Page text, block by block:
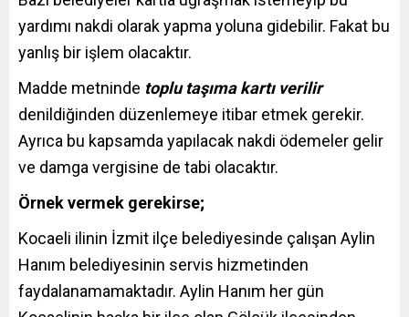
yardımı nakdi olarak yapma yoluna gidebilir. Fakat bu
yanlış bir işlem olacaktır.
Madde metninde toplu taşıma kartı verilir
denildiğinden düzenlemeye itibar etmek gerekir.
Ayrıca bu kapsamda yapılacak nakdi ödemeler gelir
ve damga vergisine de tabi olacaktır.
Örnek vermek gerekirse;
Kocaeli ilinin İzmit ilçe belediyesinde çalışan Aylin
Hanım belediyesinin servis hizmetinden
faydalanamamaktadır. Aylin Hanım her gün